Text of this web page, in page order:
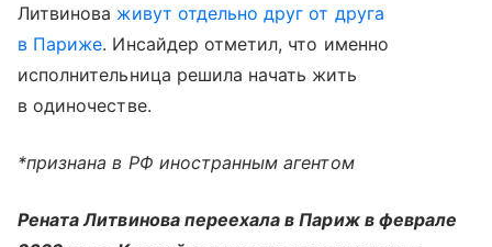
Литвинова живут отдельно друг от друга
в Париже. Инсайдер отметил, что именно
исполнительница решила начать жить
в одиночестве.
*признана в РФ иностранным агентом
Рената Литвинова переехала в Париж в феврале